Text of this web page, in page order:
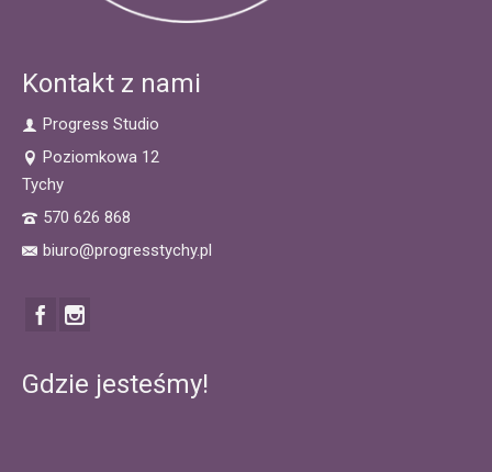
Kontakt z nami
Progress Studio
Poziomkowa 12
Tychy
570 626 868
biuro@progresstychy.pl
Gdzie jesteśmy!